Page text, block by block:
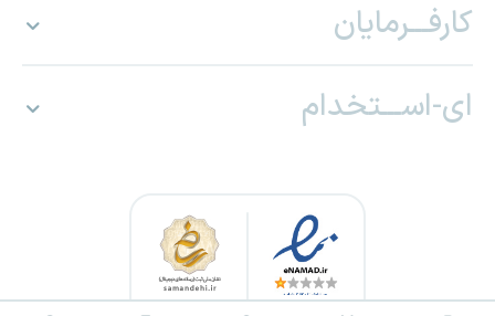
کارفـــرمایان
ای-اســـتخدام